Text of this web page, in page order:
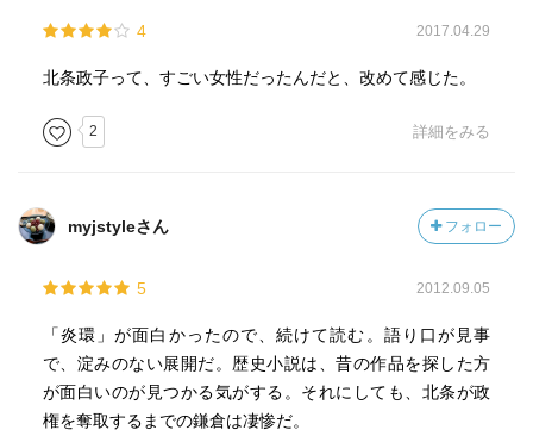
4 2017.04.29
北条政子って、すごい女性だったんだと、改めて感じた。
2 詳細をみる
myjstyleさん フォロー
5 2012.09.05
「炎環」が面白かったので、続けて読む。語り口が見事
で、淀みのない展開だ。歴史小説は、昔の作品を探した方
が面白いのが見つかる気がする。それにしても、北条が政
権を奪取するまでの鎌倉は凄惨だ。